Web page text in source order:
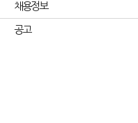
채용정보
공고